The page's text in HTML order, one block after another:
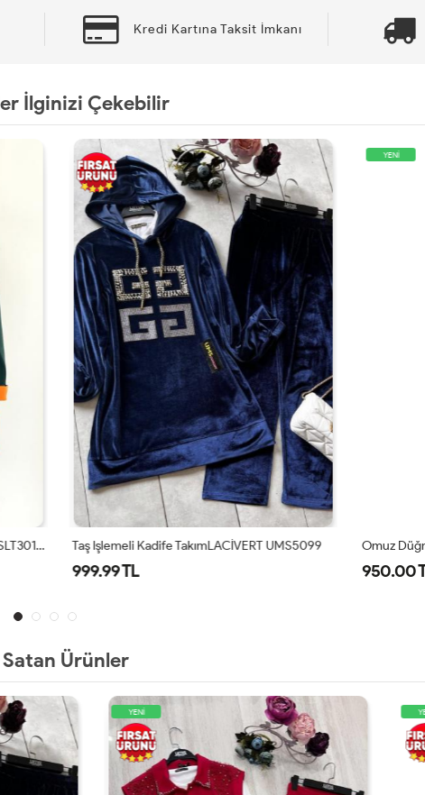
Kredi Kartına Taksit İmkanı
İlginizi Çekebilir
Kapşonlu Manşet Renkli Ikili Takım Yeşil SLT30125 Taş Işlemeli Kadife TakımLACİVERT UMS5099
999.99 TL
YENİ
950.00 TL
Ürünler